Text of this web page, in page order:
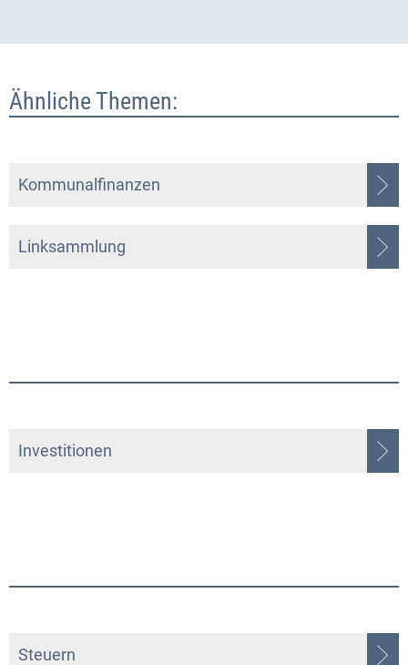
Ähnliche Themen:
Kommunalfinanzen
Linksammlung
Investitionen
Steuern